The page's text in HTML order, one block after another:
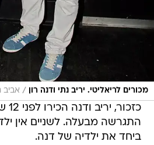
מכורים לריאליטי. יריב נתי ודנה רון / אביב
התגרשה מבעלה. לשניים אין
ביחד את ילדיה של דנה.